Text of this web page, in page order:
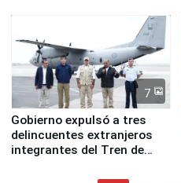
7
Gobierno expulsó a tres
delincuentes extranjeros
integrantes del Tren de